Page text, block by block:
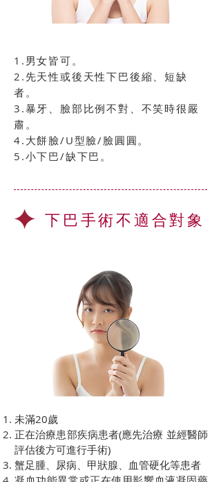
1.男女皆可。
2.先天性或後天性下巴後縮、短缺
者。
3.暴牙、臉部比例不對、不笑時很嚴
肅。
4.大餅臉/U型臉/臉圓圓。
5.小下巴/缺下巴。
下巴手術不適合對象
未滿20歲
正在治療患部疾病患者(應先治療 並經醫師
評估後方可進行手術)
蟹足腫、尿病、甲狀腺、血管硬化等患者